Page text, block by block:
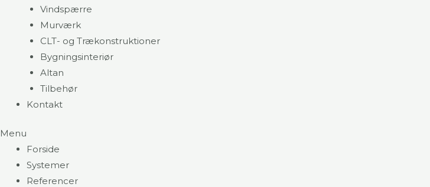
Vindspærre
Murværk
CLT- og Trækonstruktioner
Bygningsinteriør
Altan
Tilbehør
Kontakt
Menu
Forside
Systemer
Referencer